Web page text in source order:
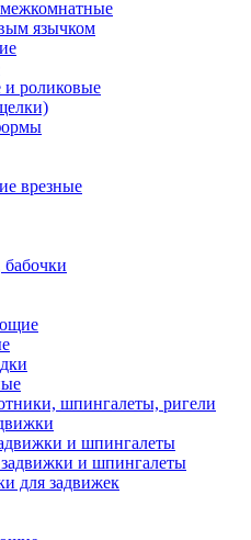
язычком
роликовые
врезные
шпингалеты, ригели
и шпингалеты
и шпингалеты
для задвижек